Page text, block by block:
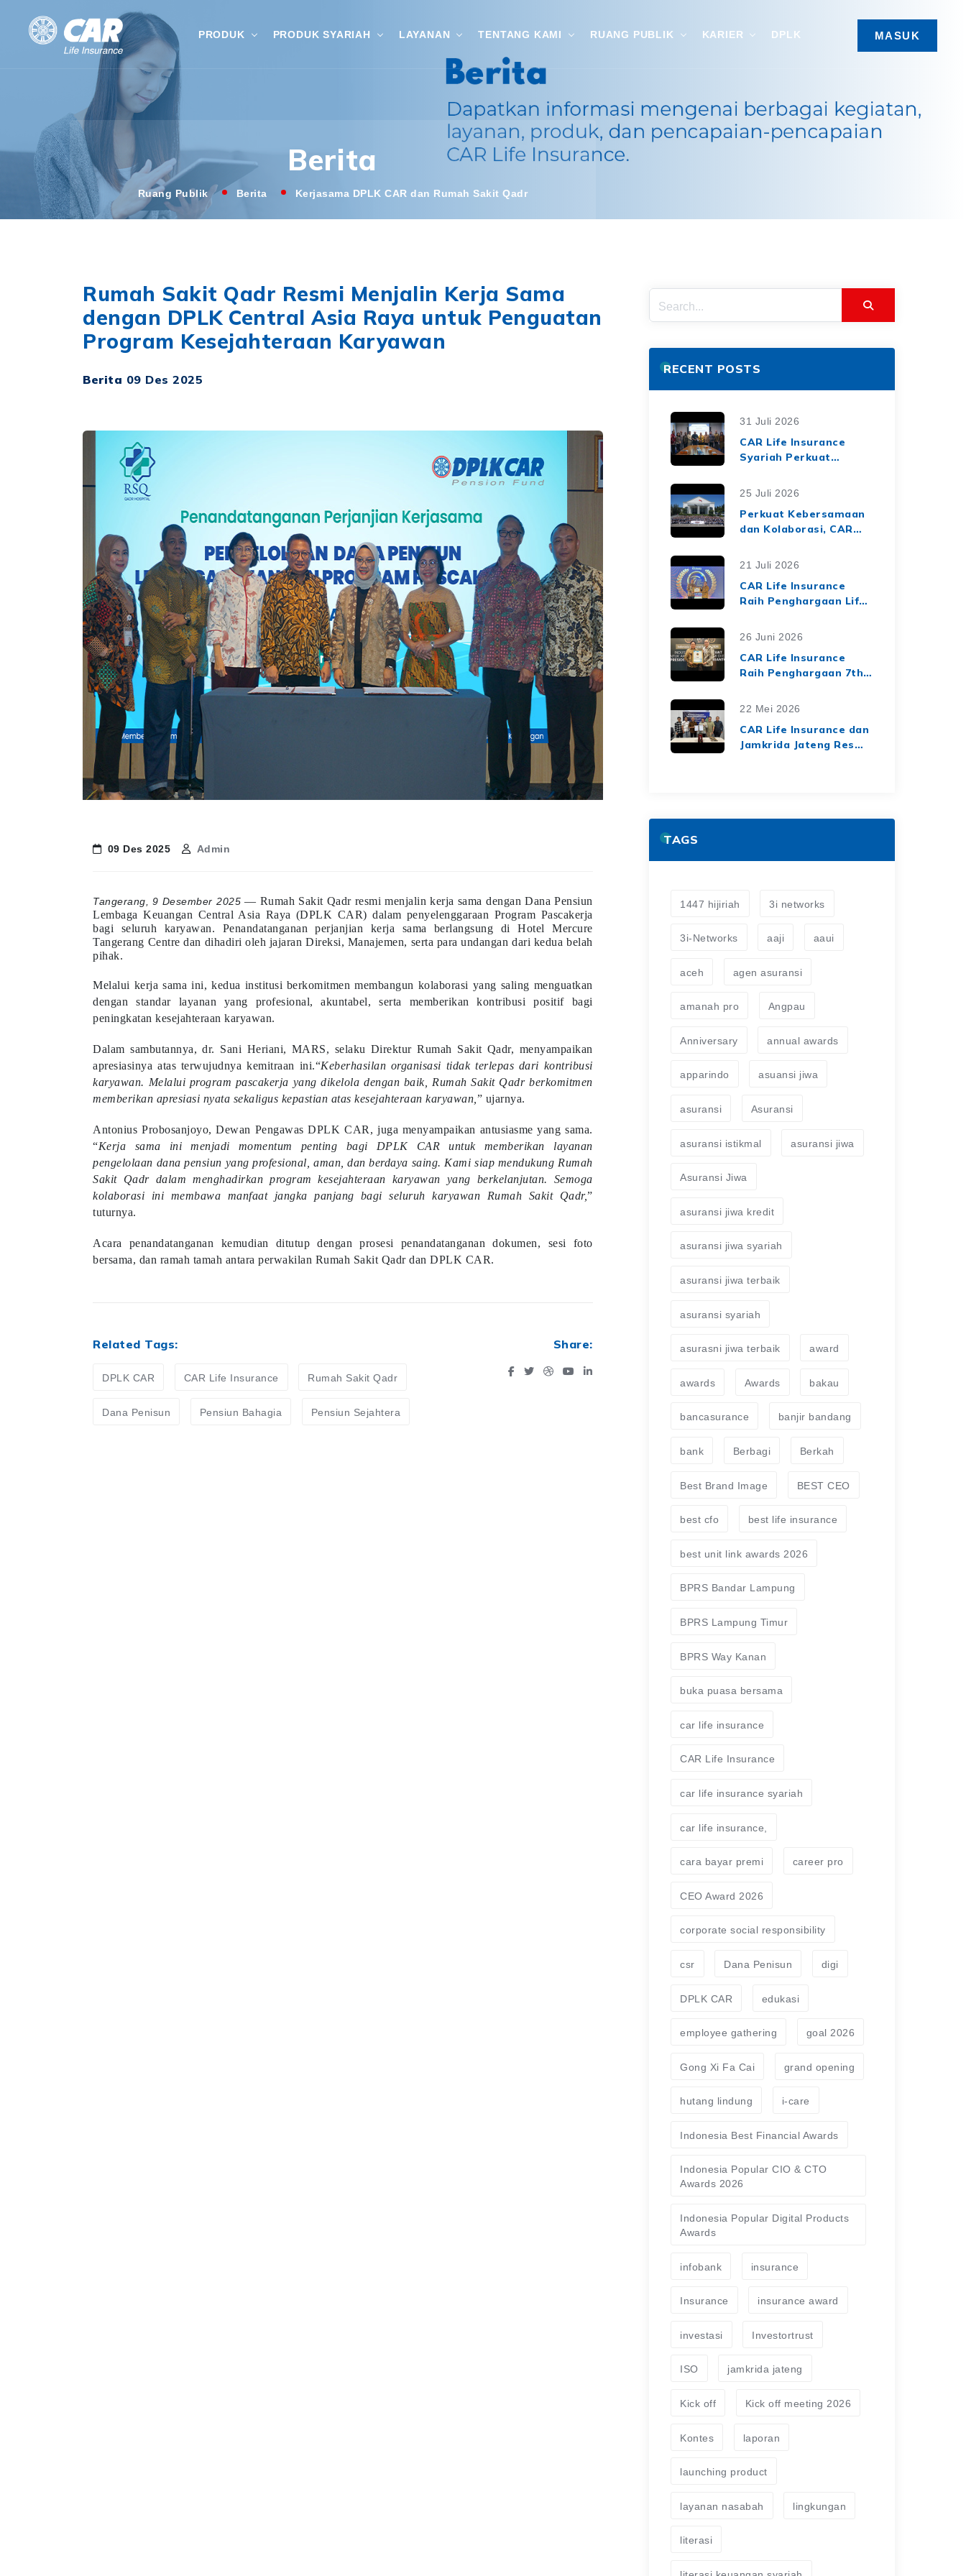
PRODUK PRODUK SYARIAH LAYANAN TENTANG KAMI RUANG PUBLIK KARIER DPLK MASUK
Berita
Ruang Publik Berita Kerjasama DPLK CAR dan Rumah Sakit Qadr
Rumah Sakit Qadr Resmi Menjalin Kerja Sama
dengan DPLK Central Asia Raya untuk Penguatan
Program Kesejahteraan Karyawan
Berita 09 Des 2025
09 Des 2025 Admin
Tangerang, 9 Desember 2025 — Rumah Sakit Qadr resmi menjalin kerja sama dengan Dana Pensiun
Lembaga Keuangan Central Asia Raya (DPLK CAR) dalam penyelenggaraan Program Pascakerja
bagi seluruh karyawan. Penandatanganan perjanjian kerja sama berlangsung di Hotel Mercure
Tangerang Centre dan dihadiri oleh jajaran Direksi, Manajemen, serta para undangan dari kedua belah
pihak.
Melalui kerja sama ini, kedua institusi berkomitmen membangun kolaborasi yang saling menguatkan
dengan standar layanan yang profesional, akuntabel, serta memberikan kontribusi positif bagi
peningkatan kesejahteraan karyawan.
Dalam sambutannya, dr. Sani Heriani, MARS, selaku Direktur Rumah Sakit Qadr, menyampaikan
apresiasinya atas terwujudnya kemitraan ini.“Keberhasilan organisasi tidak terlepas dari kontribusi
karyawan. Melalui program pascakerja yang dikelola dengan baik, Rumah Sakit Qadr berkomitmen
memberikan apresiasi nyata sekaligus kepastian atas kesejahteraan karyawan, ” ujarnya.
Antonius Probosanjoyo, Dewan Pengawas DPLK CAR, juga menyampaikan antusiasme yang sama.
“Kerja sama ini menjadi momentum penting bagi DPLK CAR untuk memberikan layanan
pengelolaan dana pensiun yang profesional, aman, dan berdaya saing. Kami siap mendukung Rumah
Sakit Qadr dalam menghadirkan program kesejahteraan karyawan yang berkelanjutan. Semoga
kolaborasi ini membawa manfaat jangka panjang bagi seluruh karyawan Rumah Sakit Qadr,”
tuturnya.
Acara penandatanganan kemudian ditutup dengan prosesi penandatanganan dokumen, sesi foto
bersama, dan ramah tamah antara perwakilan Rumah Sakit Qadr dan DPLK CAR.
Related Tags:
DPLK CAR CAR Life Insurance Rumah Sakit Qadr
Dana Penisun Pensiun Bahagia Pensiun Sejahtera
Share:
RECENT POSTS
31 Juli 2026
CAR Life Insurance
Syariah Perkuat
Syariah melalui Kerja
Syariah dengan Tiga
BPRS di Lampung
25 Juli 2026
Perkuat Kebersamaan
dan Kolaborasi, CAR
Employee Gathering
"Harmoni Nusantara,
Sinergi Berkelanjutan"
21 Juli 2026
CAR Life Insurance
Raih Penghargaan Life
Market Leaders 2026
26 Juni 2026
CAR Life Insurance
Raih Penghargaan 7th
Companies Awards
Keuangan yang Solid
dan Berkelanjutan
22 Mei 2026
CAR Life Insurance dan
Jamkrida Jateng Resmi
TAGS
1447 hijiriah 3i networks
3i-Networks aaji aaui
aceh agen asuransi
amanah pro Angpau
Anniversary annual awards
apparindo asuansi jiwa
asuransi Asuransi
asuransi istikmal asuransi jiwa
Asuransi Jiwa
asuransi jiwa kredit
asuransi jiwa syariah
asuransi jiwa terbaik
asuransi syariah
asurasni jiwa terbaik award
awards Awards bakau
bancasurance banjir bandang
bank Berbagi Berkah
Best Brand Image BEST CEO
best cfo best life insurance
best unit link awards 2026
BPRS Bandar Lampung
BPRS Lampung Timur
BPRS Way Kanan
buka puasa bersama
car life insurance
CAR Life Insurance
car life insurance syariah
car life insurance,
cara bayar premi career pro
CEO Award 2026
corporate social responsibility
csr Dana Penisun digi
DPLK CAR edukasi
employee gathering goal 2026
Gong Xi Fa Cai grand opening
hutang lindung i-care
Indonesia Best Financial Awards
Indonesia Popular CIO & CTO
Awards 2026
Indonesia Popular Digital Products
Awards
infobank insurance
Insurance insurance award
investasi Investortrust
ISO jamkrida jateng
Kick off Kick off meeting 2026
Kontes laporan
launching product
layanan nasabah lingkungan
literasi
literasi keuangan syariah